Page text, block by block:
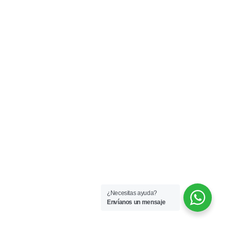
¿Necesitas ayuda?
Envíanos un mensaje